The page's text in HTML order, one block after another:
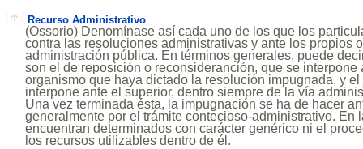
Recurso Administrativo
(Ossorio) Denomínase así cada uno de los que los
contra las resoluciones administrativas y ante los propios
administración pública. En términos generales, puede
son el de reposición o reconsideranción, que se interpone
organismo que haya dictado la resolución impugnada, y
interpone ante el superior, dentro siempre de la vía
Una vez terminada ésta, la impugnación se ha de hacer
generalmente por el trámite contecioso-administrativo. En
encuentran determinados con carácter genérico ni el
los recursos utilizables dentro de él.